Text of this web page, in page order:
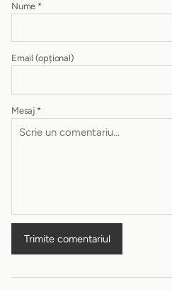
Nume *
Email (opțional)
Mesaj *
Trimite comentariul